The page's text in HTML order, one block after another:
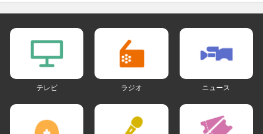
テレビ ラジオ ニュース